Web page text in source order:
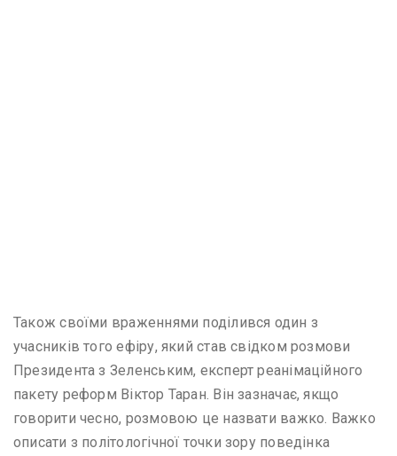
Також своїми враженнями поділився один з
учасників того ефіру, який став свідком розмови
Президента з Зеленським, експерт реанімаційного
пакету реформ Віктор Таран. Він зазначає, якщо
говорити чесно, розмовою це назвати важко. Важко
описати з політологічної точки зору поведінка